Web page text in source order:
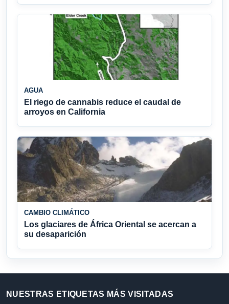
AGUA
El riego de cannabis reduce el caudal de
arroyos en California
CAMBIO CLIMÁTICO
Los glaciares de África Oriental se acercan a
su desaparición
NUESTRAS ETIQUETAS MÁS VISITADAS